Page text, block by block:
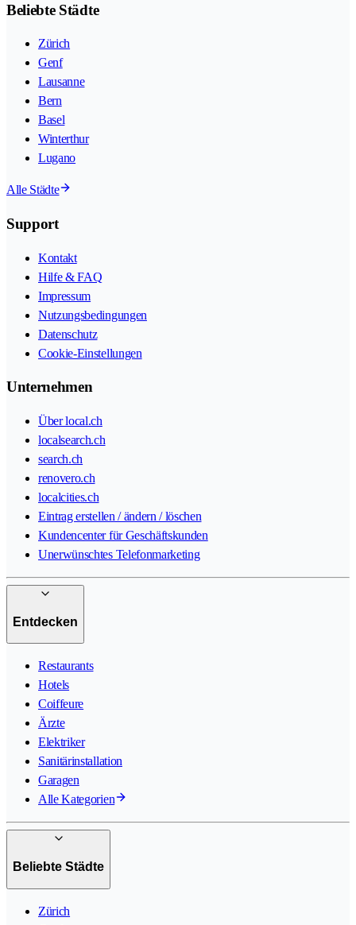
Beliebte Städte
Zürich
Genf
Lausanne
Bern
Basel
Winterthur
Lugano
Alle Städte
Support
Kontakt
Hilfe & FAQ
Impressum
Nutzungsbedingungen
Datenschutz
Cookie-Einstellungen
Unternehmen
Über local.ch
localsearch.ch
search.ch
renovero.ch
localcities.ch
Eintrag erstellen / ändern / löschen
Kundencenter für Geschäftskunden
Unerwünschtes Telefonmarketing
Entdecken
Restaurants
Hotels
Coiffeure
Ärzte
Elektriker
Sanitärinstallation
Garagen
Alle Kategorien
Beliebte Städte
Zürich